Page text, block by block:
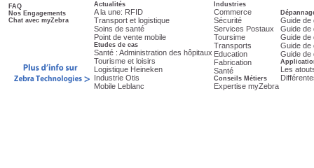
FAQ
Nos Engagements
Chat avec myZebra
Actualités
A la une: RFID
Transport et logistique
Soins de santé
Point de vente mobile
Etudes de cas
Santé : Administration des hôpitaux
Tourisme et loisirs
Logistique Heineken
Industrie Otis
Mobile Leblanc
Industries
Commerce
Sécurité
Services Postaux
Toursime
Transports
Education
Fabrication
Santé
Conseils Métiers
Expertise myZebra
Guide de
Guide de
Guide de
Guide de
Guide de
Les